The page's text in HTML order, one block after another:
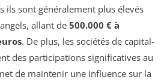
ils sont généralement plus élevés
allant de 500.000 € à
. De plus, les sociétés de capital-
des participations significatives au
de maintenir une influence sur la